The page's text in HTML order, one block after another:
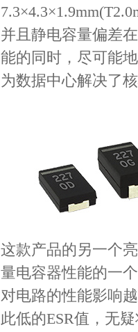
并且静电容量偏差
能的同时，尽可能
为数据中心解决了
这款产品的另一个
量电容器性能的一
对电路的性能影响
此低的ESR值，无